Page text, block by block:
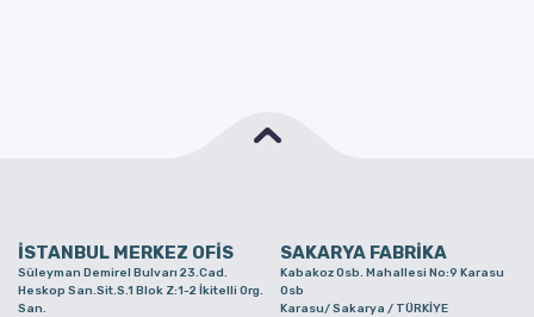
İSTANBUL MERKEZ OFİS SAKARYA FABRİKA
Süleyman Demirel Bulvarı 23.Cad.
Heskop San.Sit.S.1 Blok Z:1-2 İkitelli Org.
San.
Kabakoz Osb. Mahallesi No:9 Karasu
Osb
Karasu/ Sakarya / TÜRKİYE